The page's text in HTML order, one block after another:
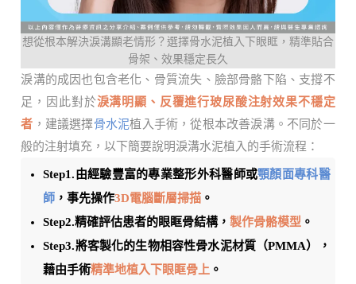
想從根本解決淚溝顯老情形？選擇骨水泥植入下眼眶，精準貼合
骨架、效果穩定長久
淚溝的成因也包含老化、骨質流失、臉部骨骼下陷、支撐不
足，因此對於淚溝明顯、反覆進行玻尿酸注射效果不穩定
者 ，建議選擇骨水泥植入手術，從根本改善淚溝。不同於一
般的注射填充，以下簡要說明淚溝水泥植入的手術流程：
Step1.由經驗豐富的專業整形外科醫師或顎顏面專科醫
師 ，事先操作3D電腦斷層掃描 。
Step2.精確評估患者的眼眶骨結構，製作骨骼模型 。
Step3.將客製化的生物相容性骨水泥材質（PMMA），
藉由手術精準地植入下眼眶骨上 。